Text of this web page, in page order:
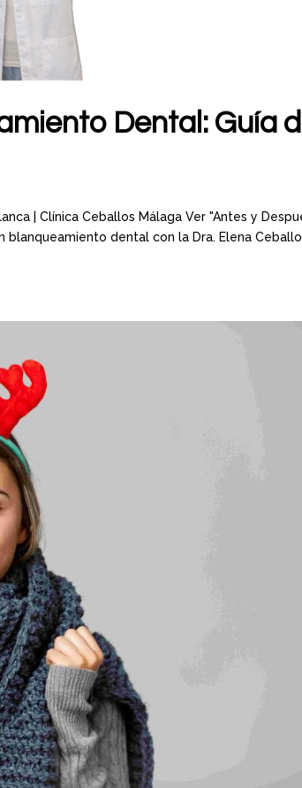
Dental: Guía
| Clínica Ceballos Málaga Ver "Antes y
blanqueamiento dental con la Dra. Elena